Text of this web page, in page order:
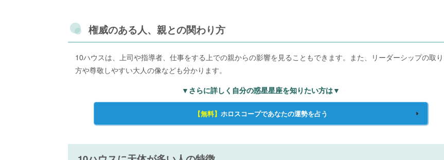
権威のある人、親との関わり方
10ハウスは、上司や指導者、仕事をする上での親からの影響を見ることもできます。また、リーダーシップの取り
方や尊敬しやすい大人の像なども分かります。
▼さらに詳しく自分の惑星星座を知りたい方は▼
【無料】 ホロスコープであなたの運勢を占う